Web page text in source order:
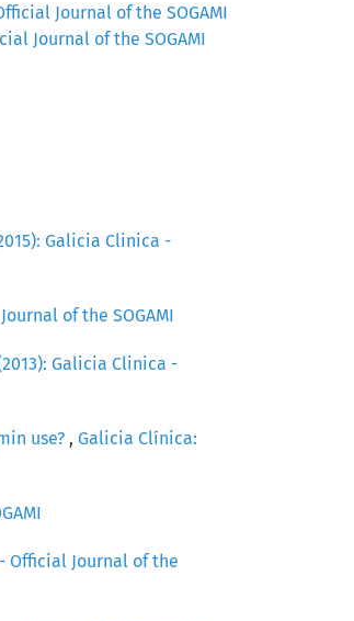
Journal of the SOGAMI
Journal of the SOGAMI
Galicia Clinica -
of the SOGAMI
Galicia Clinica -
use? , Galicia Clínica:
Official Journal of the